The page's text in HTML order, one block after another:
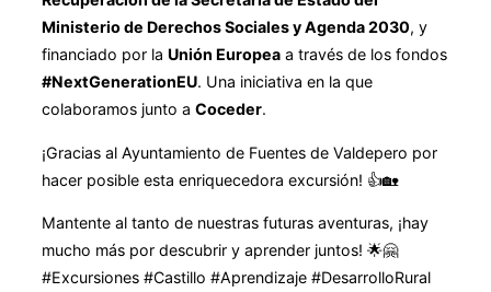
Ministerio de Derechos Sociales y Agenda 2030, y
financiado por la Unión Europea a través de los fondos
#NextGenerationEU. Una iniciativa en la que
colaboramos junto a Coceder.
¡Gracias al Ayuntamiento de Fuentes de Valdepero por
hacer posible esta enriquecedora excursión! 👍🏡
Mantente al tanto de nuestras futuras aventuras, ¡hay
mucho más por descubrir y aprender juntos! 🌟🤗
#Excursiones #Castillo #Aprendizaje #DesarrolloRural